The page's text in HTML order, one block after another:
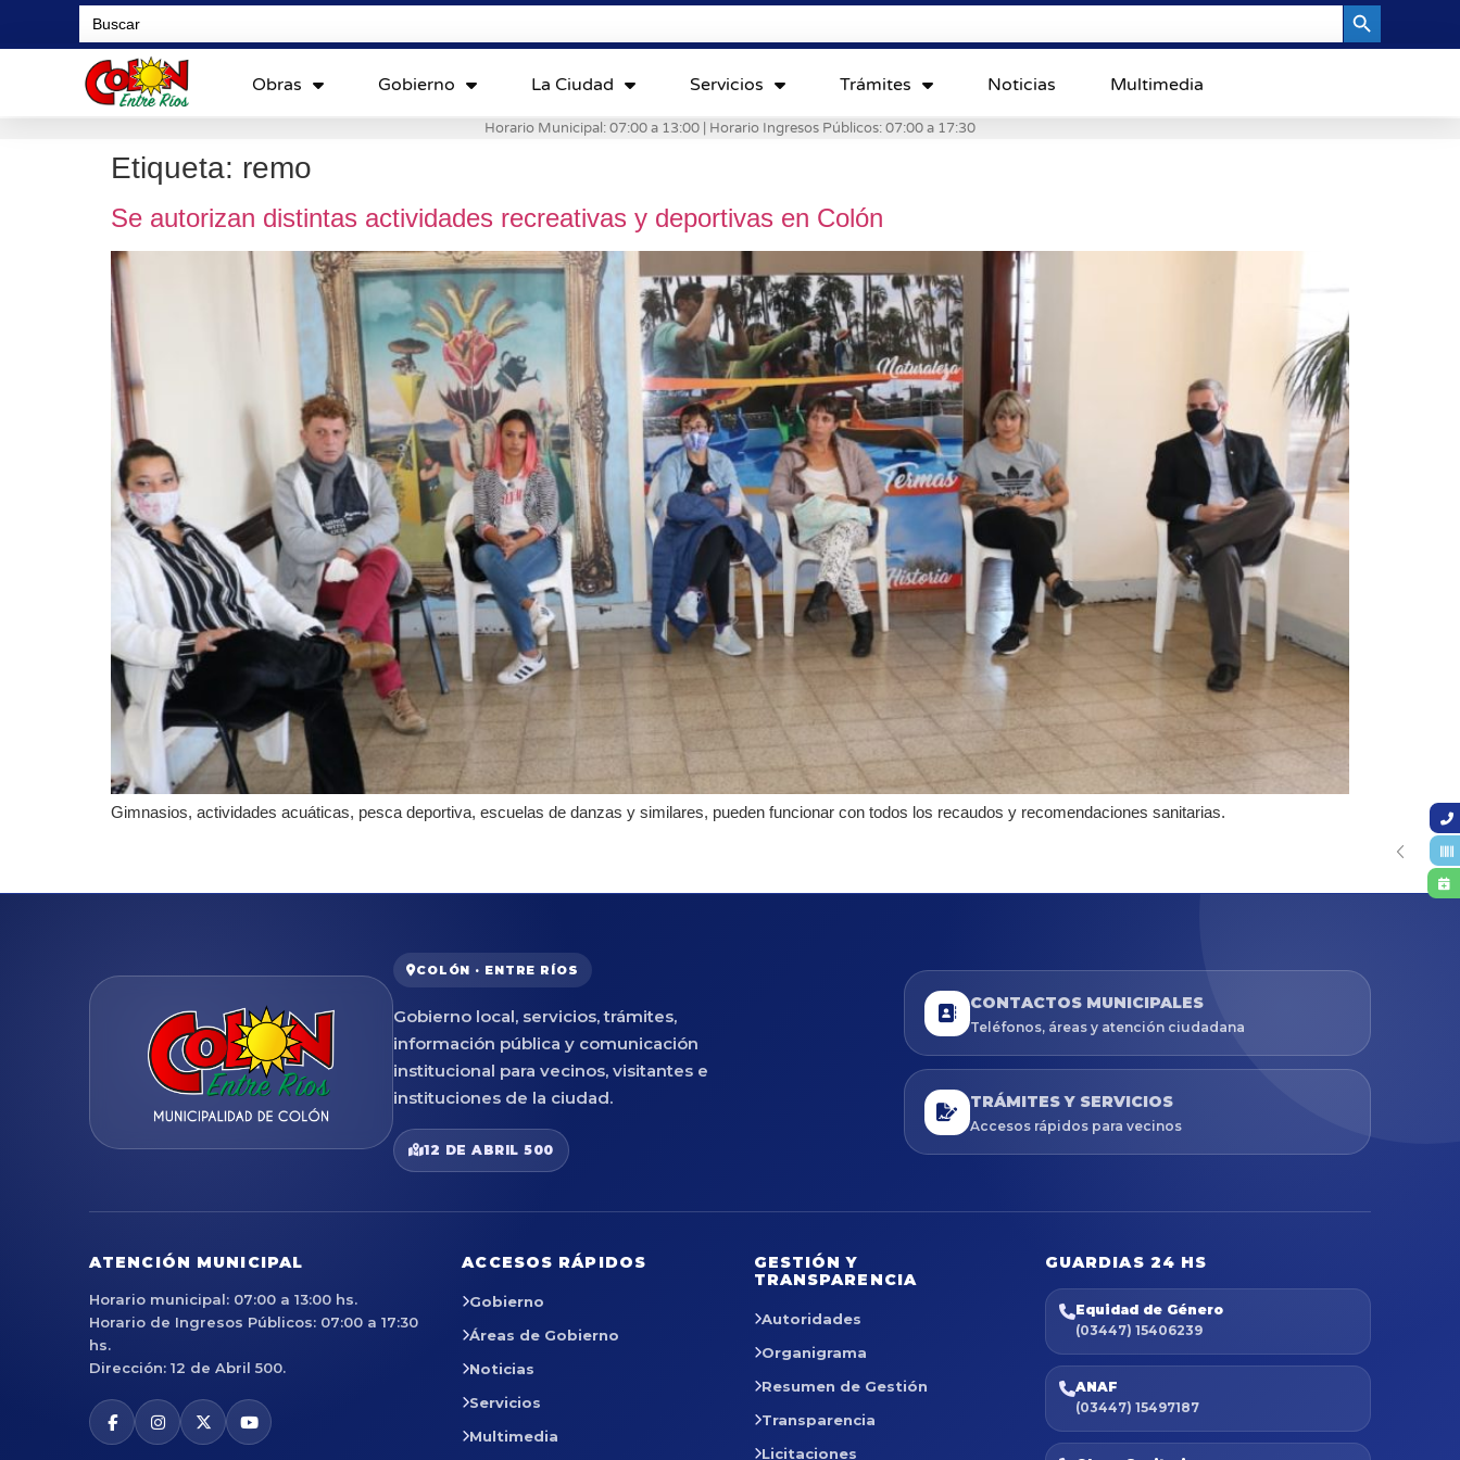
Search
for:
Obras Gobierno La Ciudad Servicios Trámites Noticias Multimedia
Horario Municipal: 07:00 a 13:00 | Horario Ingresos Públicos: 07:00 a 17:30
Etiqueta: remo
Se autorizan distintas actividades recreativas y deportivas en Colón
Gimnasios, actividades acuáticas, pesca deportiva, escuelas de danzas y similares, pueden funcionar con todos los recaudos y recomendaciones sanitarias.
COLÓN · ENTRE RÍOS
Gobierno local, servicios, trámites,
información pública y comunicación
institucional para vecinos, visitantes e
instituciones de la ciudad.
12 DE ABRIL 500
CONTACTOS MUNICIPALES
Teléfonos, áreas y atención ciudadana
TRÁMITES Y SERVICIOS
Accesos rápidos para vecinos
ATENCIÓN MUNICIPAL
Horario municipal: 07:00 a 13:00 hs.
Horario de Ingresos Públicos: 07:00 a 17:30
hs.
Dirección: 12 de Abril 500.
ACCESOS RÁPIDOS
Gobierno
Áreas de Gobierno
Noticias
Servicios
Multimedia
GESTIÓN Y
TRANSPARENCIA
Autoridades
Organigrama
Resumen de Gestión
Transparencia
Licitaciones
GUARDIAS 24 HS
Equidad de Género
(03447) 15406239
ANAF
(03447) 15497187